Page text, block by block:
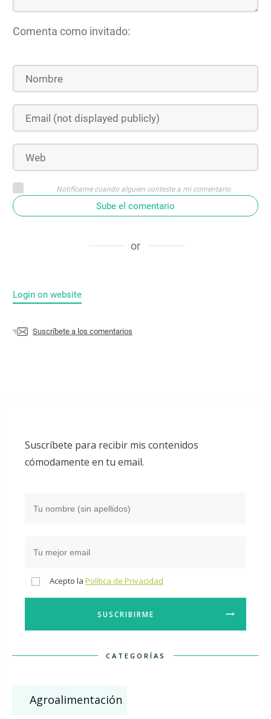
Comenta como invitado:
Notifícame cuando alguien conteste a mi comentario
Sube el comentario
or
Login on website
Suscríbete a los comentarios
Suscríbete para recibir mis contenidos
cómodamente en tu email.
Acepto la Política de Privacidad
SUSCRIBIRME
CATEGORÍAS
Agroalimentación